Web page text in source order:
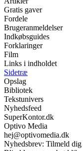
Gratis gaver
Fordele
Brugeranmeldelser
Indkøbsguides
Forklaringer
Film
Links i indholdet
Sidetræ
Opslag
Bibliotek
Tekstunivers
Nyhedsfeed
SuperKontor.dk
Optivo Media
hej@optivomedia.dk
Nyhedsbrev: Tilmeld dig